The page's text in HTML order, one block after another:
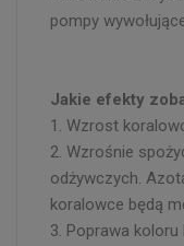
pompy
Jakie efekty
1. Wzrost
2. Wzrośnie
odżywczych.
koralowce będą
3. Poprawa